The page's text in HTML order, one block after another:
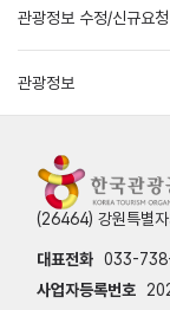
관광정보 수정/신규요청
관광정보
(26464) 강원특별
대표전화 033-
사업자등록번호